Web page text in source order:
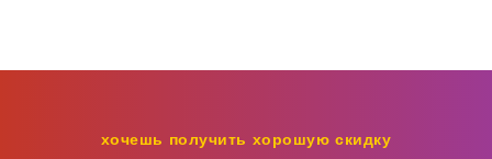
хочешь получить хорошую скидку